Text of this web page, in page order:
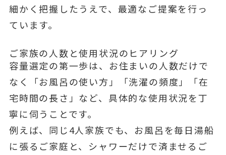
細かく把握したうえで、最適なご提案を行っ
ています。
ご家族の人数と使用状況のヒアリング
容量選定の第一歩は、お住まいの人数だけで
なく「お風呂の使い方」「洗濯の頻度」「在
宅時間の長さ」など、具体的な使用状況を丁
寧に伺うことです。
例えば、同じ4人家族でも、お風呂を毎日湯船
に張るご家庭と、シャワーだけで済ませるご